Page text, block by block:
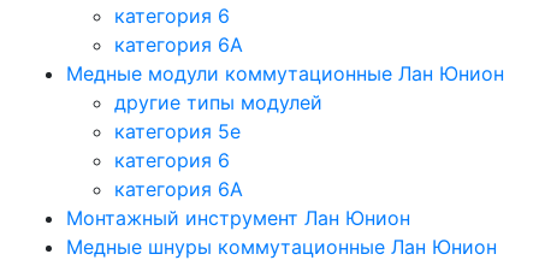
категория 6
категория 6A
Медные модули коммутационные Лан Юнион
другие типы модулей
категория 5е
категория 6
категория 6A
Монтажный инструмент Лан Юнион
Медные шнуры коммутационные Лан Юнион